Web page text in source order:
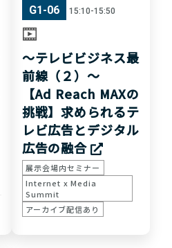
G1-06 15:10-15:50
〜テレビビジネス最
前線（２）〜
【Ad Reach MAXの
挑戦】求められるテ
レビ広告とデジタル
広告の融合
展示会場内セミナー
Internet x Media
Summit
アーカイブ配信あり